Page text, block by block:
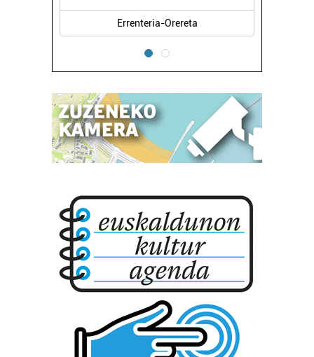
Errenteria-Orereta